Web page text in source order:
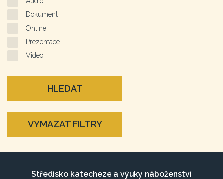
Dokument
Online
Prezentace
Video
HLEDAT
VYMAZAT FILTRY
Středisko katecheze a výuky náboženství